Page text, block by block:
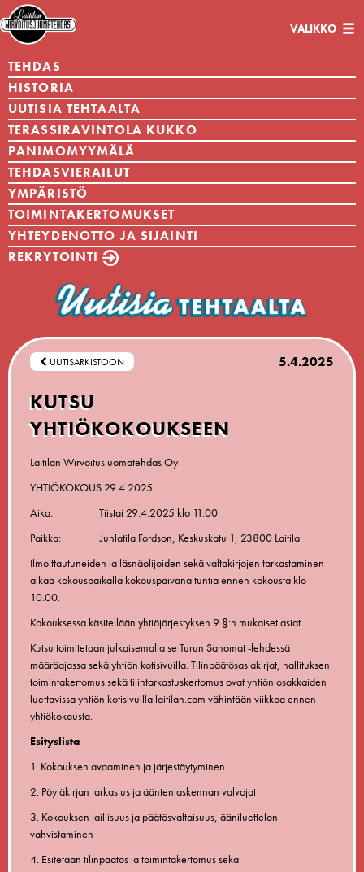
Avaa/sulje
VALIKKO
TEHDAS
HISTORIA
UUTISIA TEHTAALTA
TERASSIRAVINTOLA KUKKO
PANIMOMYYMÄLÄ
TEHDASVIERAILUT
YMPÄRISTÖ
TOIMINTAKERTOMUKSET
YHTEYDENOTTO JA SIJAINTI
REKRYTOINTI
UUTISARKISTOON 5.4.2025
KUTSU
Laitilan Wirvoitusjuomatehdas Oy
YHTIÖKOKOUS 29.4.2025
Aika: Tiistai 29.4.2025 klo 11.00
Paikka: Juhlatila Fordson, Keskuskatu 1, 23800 Laitila
Ilmoittautuneiden ja läsnäolijoiden sekä valtakirjojen tarkastaminen
alkaa kokouspaikalla kokouspäivänä tuntia ennen kokousta klo
10.00.
Kokouksessa käsitellään yhtiöjärjestyksen 9 §:n mukaiset asiat.
Kutsu toimitetaan julkaisemalla se Turun Sanomat -lehdessä
määräajassa sekä yhtiön kotisivuilla. Tilinpäätösasiakirjat, hallituksen
toimintakertomus sekä tilintarkastuskertomus ovat yhtiön osakkaiden
luettavissa yhtiön kotisivuilla laitilan.com vähintään viikkoa ennen
yhtiökokousta.
Esityslista
1. Kokouksen avaaminen ja järjestäytyminen
2. Pöytäkirjan tarkastus ja ääntenlaskennan valvojat
3. Kokouksen laillisuus ja päätösvaltaisuus, ääniluettelon
vahvistaminen
4. Esitetään tilinpäätös ja toimintakertomus sekä